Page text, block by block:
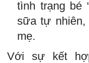
tình trạng bé
sữa tự nhiên,
mẹ.
Với sự kết